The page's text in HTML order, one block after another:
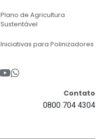
Plano de Agricultura
Sustentável
Iniciativas para Polinizadores
Contato
0800 704 4304